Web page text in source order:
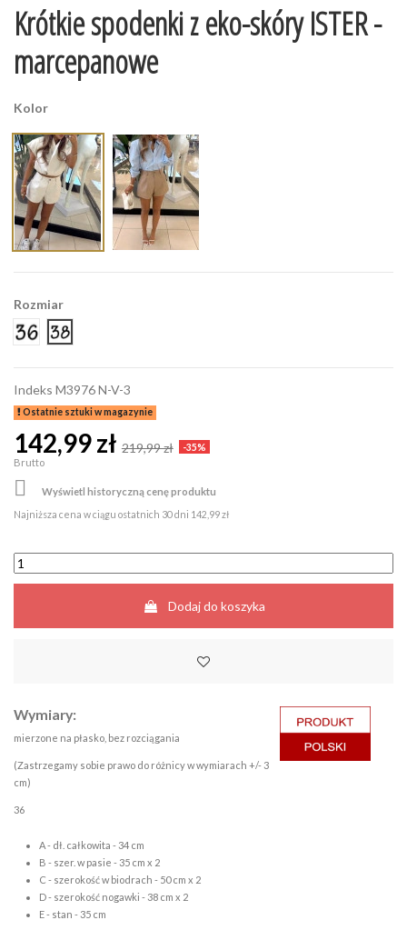
Krótkie spodenki z eko-skóry ISTER -
marcepanowe
Kolor
Rozmiar
36
38
Indeks M3976 N-V-3
Ostatnie sztuki w magazynie
142,99 zł 219,99 zł -35%
Brutto

Wyświetl historyczną cenę produktu
Najniższa cena w ciągu ostatnich 30 dni 142,99 zł
Dodaj do koszyka
Wymiary:
mierzone na płasko, bez rozciągania
(Zastrzegamy sobie prawo do różnicy w wymiarach +/- 3
cm)
36
A - dł. całkowita - 34 cm
B - szer. w pasie - 35 cm x 2
C - szerokość w biodrach - 50 cm x 2
D - szerokość nogawki - 38 cm x 2
E - stan - 35 cm